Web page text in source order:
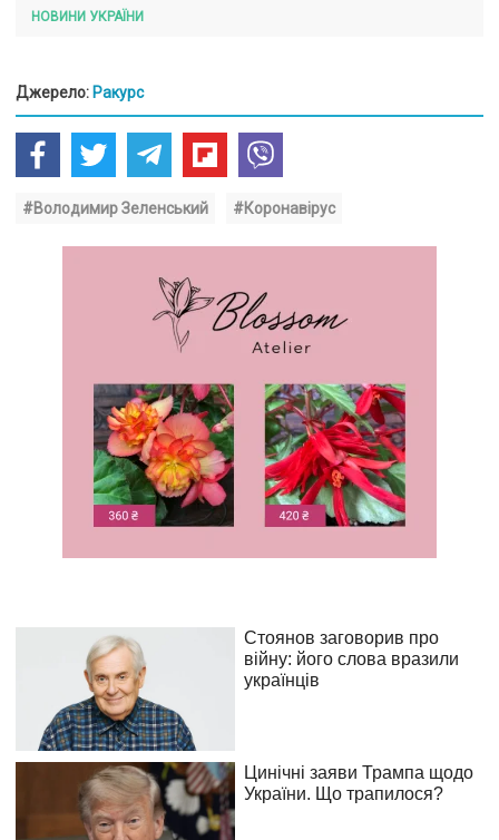
НОВИНИ УКРАЇНИ
Джерело: Ракурс
#Володимир Зеленський #Коронавірус